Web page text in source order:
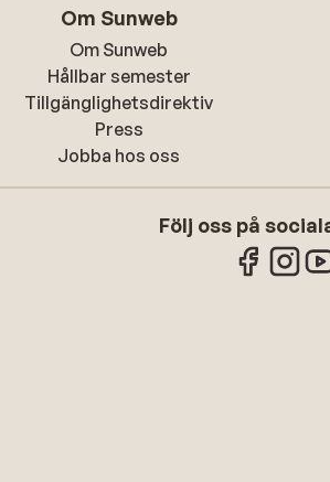
Om Sunweb
Om Sunweb
Hållbar semester
Tillgänglighetsdirektiv
Press
Jobba hos oss
Följ oss på